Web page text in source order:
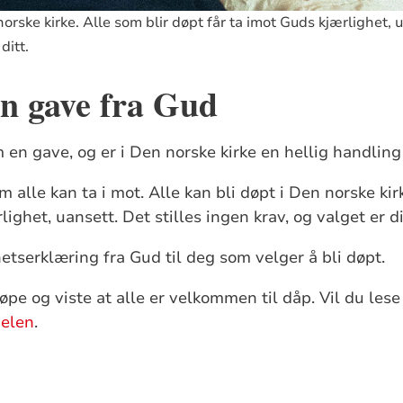
kirke. Alle som blir døpt får ta imot Guds kjærlighet,
gave fra Gud
en gave, og er i Den norske kirke en hellig
alle kan ta i mot. Alle kan bli døpt i Den norske
uansett. Det stilles ingen krav, og valget er
fra Gud til deg som velger å bli døpt.
og viste at alle er velkommen til dåp. Vil du
.